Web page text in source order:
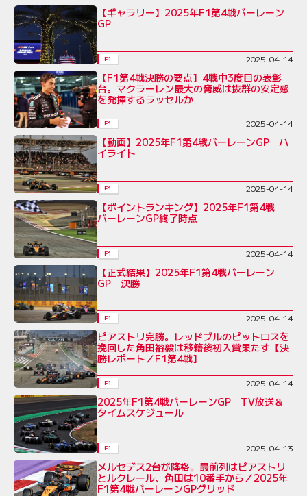
【ギャラリー】2025年F1第4戦バーレーン
GP
F1 2025-04-14
【F1第4戦決勝の要点】4戦中3度目の表彰
台。マクラーレン最大の脅威は抜群の安定感
を発揮するラッセルか
F1 2025-04-14
【動画】2025年F1第4戦バーレーンGP ハ
イライト
F1 2025-04-14
【ポイントランキング】2025年F1第4戦
バーレーンGP終了時点
F1 2025-04-14
【正式結果】2025年F1第4戦バーレーン
GP 決勝
F1 2025-04-14
ピアストリ完勝。レッドブルのピットロスを
挽回した角田裕毅は移籍後初入賞果たす【決
勝レポート／F1第4戦】
F1 2025-04-14
2025年F1第4戦バーレーンGP TV放送＆
タイムスケジュール
F1 2025-04-13
メルセデス2台が降格。最前列はピアストリ
とルクレール、角田は10番手から／2025年
F1第4戦バーレーンGPグリッド